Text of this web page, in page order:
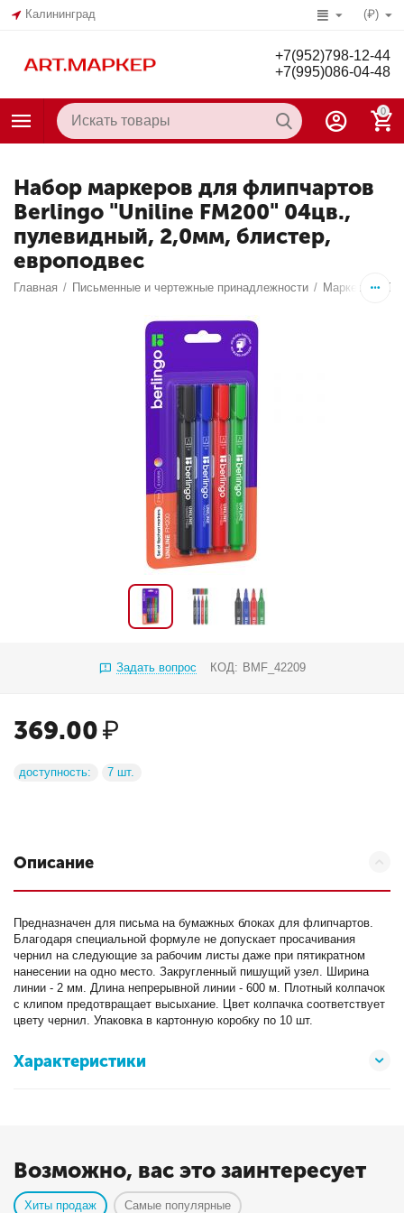
Калининград (₽)
+7(952)798-12-44
+7(995)086-04-48
0
Набор маркеров для флипчартов
Berlingo "Uniline FM200" 04цв.,
пулевидный, 2,0мм, блистер,
европодвес
Главная / Письменные и чертежные принадлежности / Маркеры /
Задать вопрос КОД: BMF_42209
369.00₽
доступность: 7 шт.
Описание
Предназначен для письма на бумажных блоках для флипчартов.
Благодаря специальной формуле не допускает просачивания
чернил на следующие за рабочим листы даже при пятикратном
нанесении на одно место. Закругленный пишущий узел. Ширина
линии - 2 мм. Длина непрерывной линии - 600 м. Плотный колпачок
с клипом предотвращает высыхание. Цвет колпачка соответствует
цвету чернил. Упаковка в картонную коробку по 10 шт.
Характеристики
Возможно, вас это заинтересует
Хиты продаж Самые популярные